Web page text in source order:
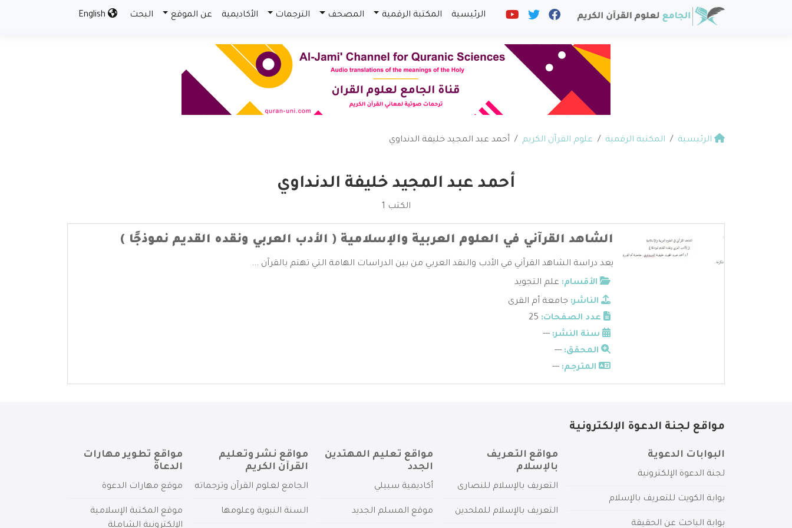
الرئيسية المكتبة الرقمية المصحف الترجمات الأكاديمية عن الموقع البحث
الرئيسية المكتبة الرقمية علوم القرآن الكريم أحمد عبد المجيد خليفة الدنداوي
أحمد عبد المجيد خليفة الدنداوي
الكتب 1
الشاهد القرآني في العلوم العربية والإسلامية ( الأدب العربي ونقده القديم نموذجًا )
يعد دراسة الشاهد القرآني في الأدب والنقد العربي من بين الدراسات الهامة التي تهتم بالقرآن ...
الأقسام: علم التجويد
الناشر: جامعة أم القرى
عدد الصفحات:
سنة النشر: ---
المحقق: ---
المترجم: ---
مواقع لجنة الدعوة الإلكترونية
البوابات الدعوية
لجنة الدعوة الإلكترونية
بوابة الكويت للتعريف بالإسلام
بوابة الباحث عن الحقيقة
مواقع التعريف
بالإسلام
التعريف بالإسلام للنصارى
التعريف بالإسلام للملحدين
مواقع تعليم المهتدين
الجدد
أكاديمية سبيلي
موقع المسلم الجديد
مواقع نشر وتعليم
القرآن الكريم
الجامع لعلوم القرآن وترجماته
السنة النبوية وعلومها
مواقع تطوير مهارات
الدعاة
موقع مهارات الدعوة
موقع المكتبة الإسلامية
الإلكترونية الشاملة